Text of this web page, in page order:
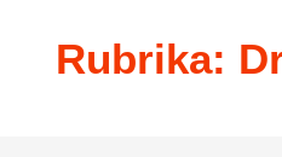
Rubrika: